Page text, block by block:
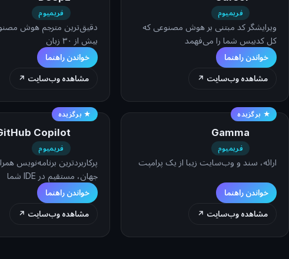
فریمیوم
ویرایشگر کد مبتنی بر هوش مصنوعی که
کل کدبیس شما را می‌فهمد
خواندن راهنما
مشاهده وب‌سایت ↗
فریمیوم
دقیق‌ترین مترجم هوش
بیش از ۳۰ زبان
خواندن راهنما
مشاهده وب‌سایت ↗
★ برگزیده
Gamma
فریمیوم
ارائه، سند و وب‌سایت زیبا از یک پرامپت
خواندن راهنما
مشاهده وب‌سایت ↗
★ برگزیده
Copilot
فریمیوم
پرکاربردترین برنامه‌نویس
جهان، مستقیم در IDE شما
خواندن راهنما
مشاهده وب‌سایت ↗